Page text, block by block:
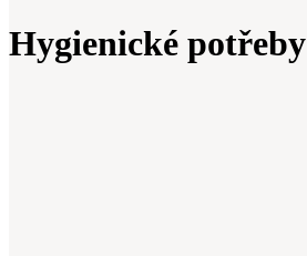
Hygienické potřeby